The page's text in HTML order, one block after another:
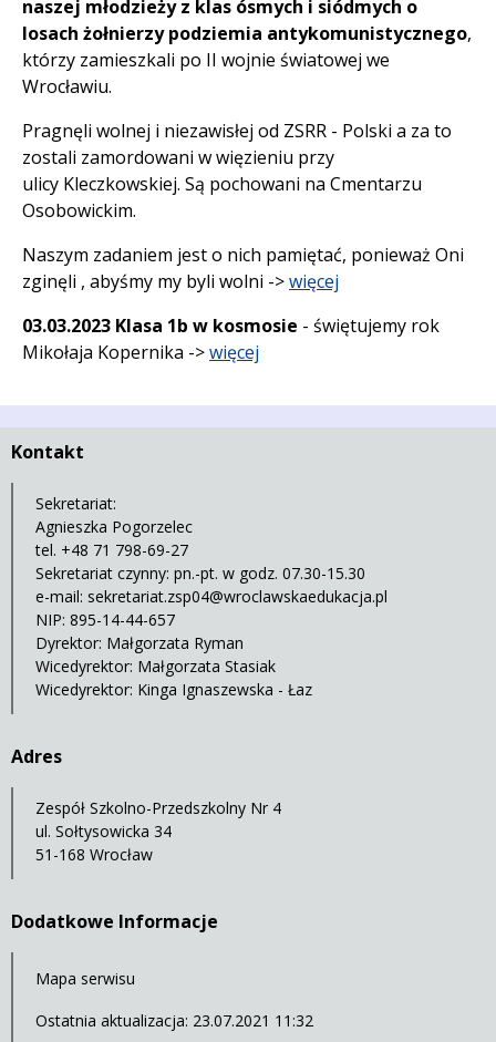
naszej młodzieży z klas ósmych i siódmych o
losach żołnierzy podziemia antykomunistycznego,
którzy zamieszkali po II wojnie światowej we
Wrocławiu.
Pragnęli wolnej i niezawisłej od ZSRR - Polski a za to
zostali zamordowani w więzieniu przy
ulicy Kleczkowskiej. Są pochowani na Cmentarzu
Osobowickim.
Naszym zadaniem jest o nich pamiętać, ponieważ Oni
zginęli , abyśmy my byli wolni ->więcej
03.03.2023 Klasa 1b w kosmosie - świętujemy rok
Mikołaja Kopernika ->więcej
Kontakt
Sekretariat:
Agnieszka Pogorzelec
tel. +48 71 798-69-27
Sekretariat czynny: pn.-pt. w godz. 07.30-15.30
e-mail: sekretariat.zsp04@wroclawskaedukacja.pl
NIP: 895-14-44-657
Dyrektor: Małgorzata Ryman
Wicedyrektor: Małgorzata Stasiak
Wicedyrektor: Kinga Ignaszewska - Łaz
Adres
Zespół Szkolno-Przedszkolny Nr 4
ul. Sołtysowicka 34
51-168 Wrocław
Dodatkowe Informacje
Mapa serwisu
Ostatnia aktualizacja: 23.07.2021 11:32